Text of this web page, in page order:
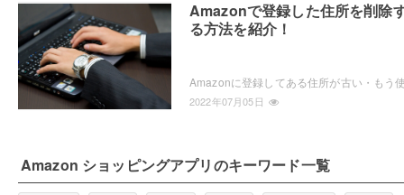
Amazonで登録した住所を削除
る方法を紹介！
2022年07月05日
Amazon ショッピングアプリのキーワード一覧